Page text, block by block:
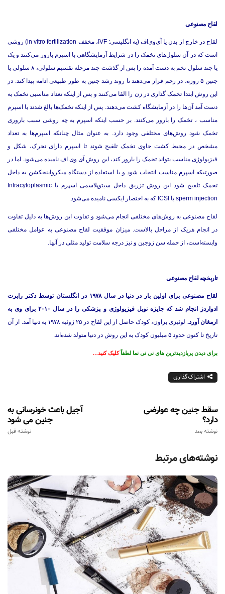
لقاح مصنوعی
لقاح در خارج از بدن یا آی‌وی‌اف (به انگلیسی: IVF، مخفف in vitro fertilization) روشی
است که در آن سلول‌های تخمک را در شرایط آزمایشگاهی با اسپرم بارور می‌کنند و یک
یا چند سلول تخم به دست آمده را پس از گذشت چند مرحله تقسیم سلولی، ۸ سلولی یا
جنین ۵ روزه، در رحم قرار می‌دهند تا روند رشد جنین به طور طبیعی ادامه پیدا کند. در
این روش ابتدا تخمک گذاری در زن را القا می‌کنند و پس از اینکه تعداد مناسبی تخمک به
دست آمد آن‌ها را در آزمایشگاه کشت می‌دهند. پس از اینکه تخمک‌ها بالغ شدند با اسپرم
مناسب ، تخمک را بارور می‌کنند. بر حسب اینکه اسپرم به چه روشی سبب باروری
تخمک شود روش‌های مختلفی وجود دارد. به عنوان مثال چنانکه اسپرم‌ها به تعداد
مشخص در محیط کشت حاوی تخمک تلقیح شوند تا اسپرم دارای تحرک، شکل و
فیزیولوژی مناسب بتواند تخمک را بارور کند، این روش آی وی اف نامیده می‌شود. اما در
صورتیکه اسپرم مناسب انتخاب شود و با استفاده از دستگاه میکرواینجکشن به داخل
تخمک تلقیح شود این روش تزریق داخل سیتوپلاسمی اسپرم یا Intracytoplasmic
sperm injection یا ICSI که به اختصار ایکسی نامیده می‌شود.
لقاح مصنوعی به روش‌های مختلفی انجام می‌شود و تفاوت این روش‌ها به دلیل تفاوت
در انجام هریک از مراحل بالاست. میزان موفقیت لقاح مصنوعی به عوامل مختلفی
وابسته‌است، از جمله سن زوجین و نیز درجه سلامت تولید مثلی در آنها.
تاریخچه لقاح مصنوعی
لقاح مصنوعی برای اولین بار در دنیا در سال ۱۹۷۸ در انگلستان توسط دکتر رابرت
ادواردز انجام شد که جایزه نوبل فیزیولوژی و پزشکی را در سال ۲۰۱۰ برای وی به
ارمغان آورد.
لوئیزی براون، کودک حاصل از این لقاح در ۲۵ ژوئیه ۱۹۷۸ به دنیا آمد. از آن
تاریخ تا کنون حدود ۵ میلیون کودک به این روش در دنیا متولد شده‌اند.
برای دیدن پربازدیدترین های نی نی نما لطفاًکلیک کنید…
اشتراک‌گذاری
آجیل باعث خونرسانی به
جنین می شود
نوشته قبل
سقط جنین چه عوارضی
دارد؟
نوشته بعد
نوشته‌های مرتبط